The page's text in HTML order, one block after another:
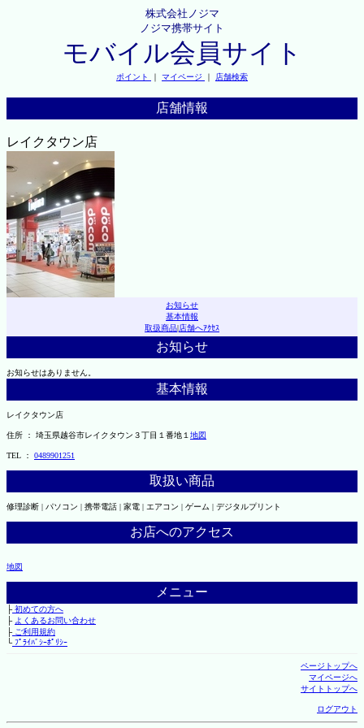
株式会社ノジマ
ノジマ携帯サイト
モバイル会員サイト
ポイント ｜ マイページ ｜ 店舗検索
店舗情報
レイクタウン店
お知らせ
基本情報
取扱商品|店舗へｱｸｾｽ
お知らせ
お知らせはありません。
基本情報
レイクタウン店
住所 ： 埼玉県越谷市レイクタウン３丁目１番地１ 地図
TEL ： 0489901251
取扱い商品
修理診断 | パソコン | 携帯電話 | 家電 | エアコン | ゲーム | デジタルプリント
お店へのアクセス
地図
メニュー
├初めての方へ
├ よくあるお問い合わせ
├ご利用規約
└ﾌﾟﾗｲﾊﾞｼｰﾎﾟﾘｼｰ
ページトップへ
マイページへ
サイトトップへ
ログアウト